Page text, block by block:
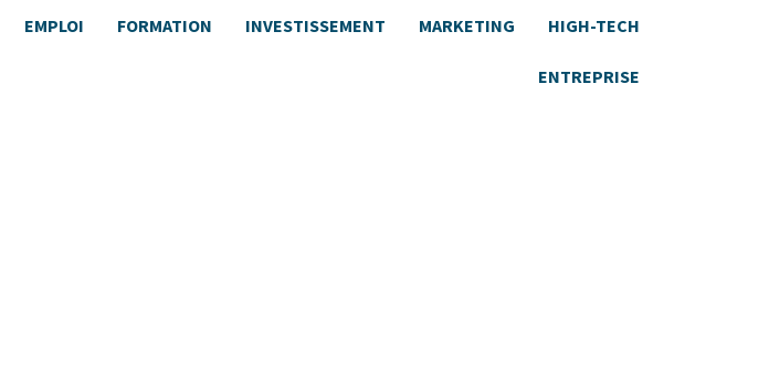
EMPLOI FORMATION INVESTISSEMENT MARKETING HIGH-TECH
ENTREPRISE